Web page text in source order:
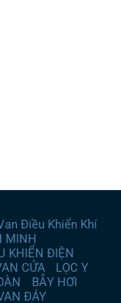
Điều Khiển Khí
MINH
KHIỂN ĐIỆN
CỬA
LỌC Y
BẪY HƠI
ĐÁY